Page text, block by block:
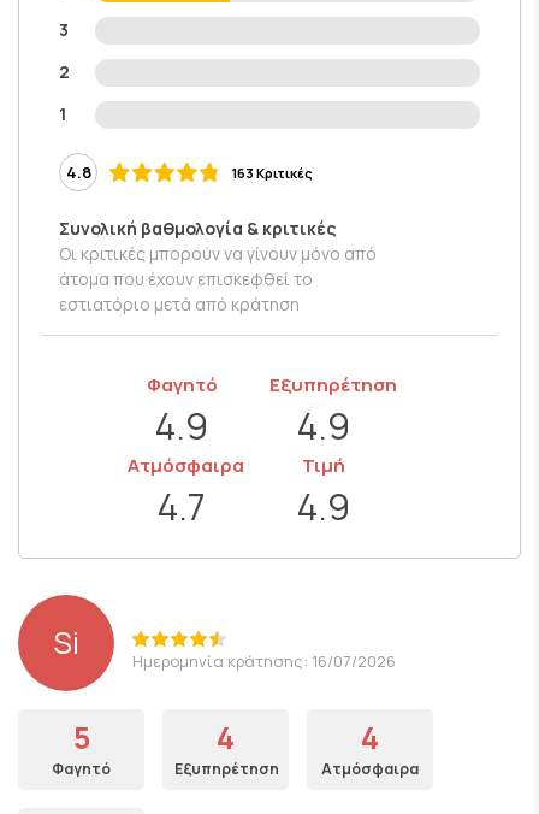
3
2
1
4.8 163 Κριτικές
Συνολική βαθμολογία & κριτικές
Οι κριτικές μπορούν να γίνουν μόνο από
άτομα που έχουν επισκεφθεί το
εστιατόριο μετά από κράτηση
Φαγητό
4.9
Εξυπηρέτηση
4.9
Ατμόσφαιρα
4.7
Τιμή
4.9
Si Ημερομηνία κράτησης: 16/07/2026
5
Φαγητό
4
Εξυπηρέτηση
4
Ατμόσφαιρα